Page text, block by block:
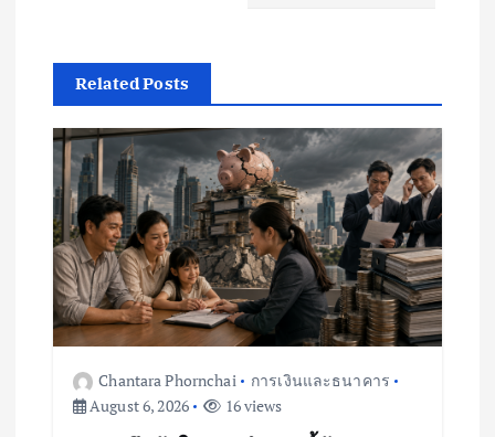
g
a
t
o
Related Posts
Chantara Phornchai
การเงินและธนาคาร
August 6, 2026
16 views